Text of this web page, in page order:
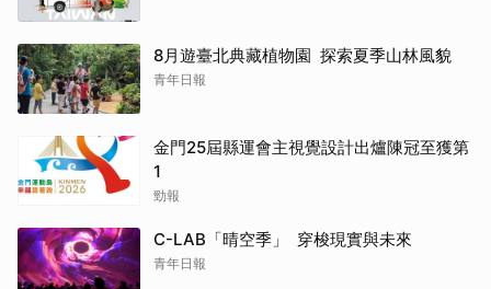
8月遊臺北典藏植物園 探索夏季山林風貌
青年日報
金門25屆縣運會主視覺設計出爐陳冠至獲第
1
勁報
C-LAB「晴空季」 穿梭現實與未來
青年日報